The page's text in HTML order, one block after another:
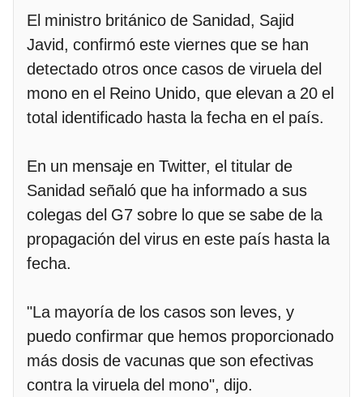
El ministro británico de Sanidad, Sajid
Javid, confirmó este viernes que se han
detectado otros once casos de viruela del
mono en el Reino Unido, que elevan a 20 el
total identificado hasta la fecha en el país.
En un mensaje en Twitter, el titular de
Sanidad señaló que ha informado a sus
colegas del G7 sobre lo que se sabe de la
propagación del virus en este país hasta la
fecha.
"La mayoría de los casos son leves, y
puedo confirmar que hemos proporcionado
más dosis de vacunas que son efectivas
contra la viruela del mono", dijo.